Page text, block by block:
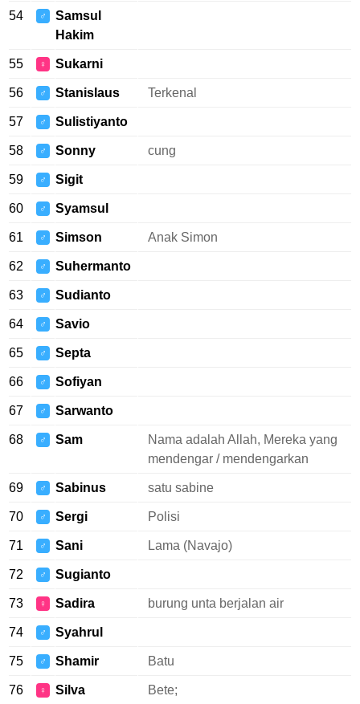
54 ♂
Samsul
Hakim
55 ♀ Sukarni
56 ♂ Stanislaus Terkenal
57 ♂ Sulistiyanto
58 ♂ Sonny cung
59 ♂ Sigit
60 ♂ Syamsul
61 ♂ Simson Anak Simon
62 ♂ Suhermanto
63 ♂ Sudianto
64 ♂ Savio
65 ♂ Septa
66 ♂ Sofiyan
67 ♂ Sarwanto
68 ♂ Sam
Nama adalah Allah, Mereka yang
mendengar / mendengarkan
69 ♂ Sabinus satu sabine
70 ♂ Sergi Polisi
71 ♂ Sani Lama (Navajo)
72 ♂ Sugianto
73 ♀ Sadira burung unta berjalan air
74 ♂ Syahrul
75 ♂ Shamir Batu
76 ♀ Silva Bete;